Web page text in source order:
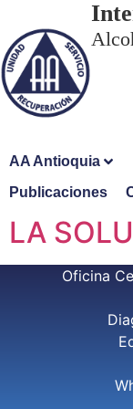
AA Antioquia
Publicaciones
LA
Oficina